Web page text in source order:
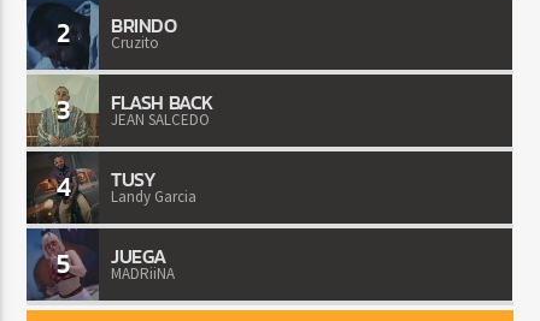
2 BRINDO
Cruzito
3 FLASH BACK
JEAN SALCEDO
4 TUSY
Landy Garcia
5 JUEGA
MADRiiNA